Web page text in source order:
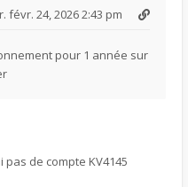
févr. 24, 2026 2:43 pm
pour 1 année sur
pas de compte KV4145